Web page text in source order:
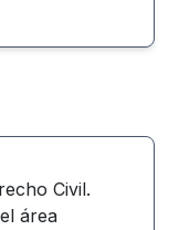
Civil.
área